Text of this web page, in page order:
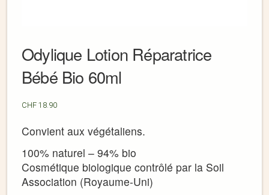
Odylique Lotion Réparatrice
Bébé Bio 60ml
CHF 18.90
Convient aux végétaliens.
100% naturel – 94% bio
Cosmétique biologique contrôlé par la Soil
Association (Royaume-Uni)